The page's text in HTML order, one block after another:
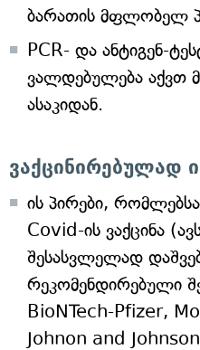
ბარათის მფლობელ
PCR- და ანტიგენ-
ვალდებულება აქვთ
ასაკიდან.
ვაქცინირებულად
ის პირები,
Covid-ის ვაქცინა
შესასვლელად
რეკომენდირებული
BioNTech-Pfizer,
Johnon and